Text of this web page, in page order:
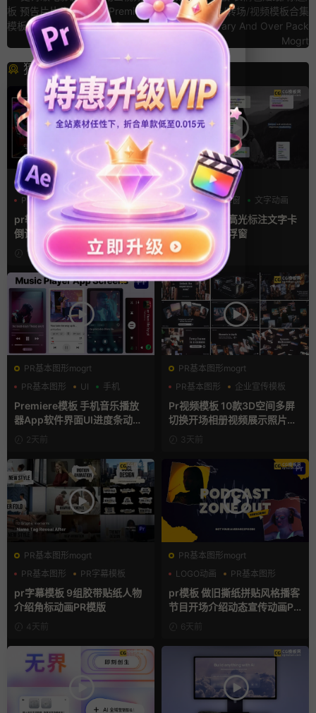
板 预告片片头标题文字Premiere
模板 Games Epic Trailer
对话框/字幕条/转场/视频模板合集
Youtube Library And Over Pack
Mogrt
猜你喜欢
PR基本图形mogrt
PR基本图形
三维 倒计时
pr轮播模板 方屏竖屏4K展示
倒计时轮播图PR模版
16小时前
FCPX字幕
字幕模板
弹窗 文字动画
fcpx插件 9组高光标注文字卡
片窗口小组件浮窗
16小时前
PR基本图形mogrt
PR基本图形
UI 手机
Premiere模板 手机音乐播放
器App软件界面UI进度条动画
视频样机pr模版
2天前
PR基本图形mogrt
PR基本图形
企业宣传模板
幻灯片
Pr视频模板 10款3D空间多屏
切换开场相册视频展示照片墙
pr模板
3天前
PR基本图形mogrt
PR基本图形
PR字幕模板
人物介绍
pr字幕模板 9组胶带贴纸人物
介绍角标动画PR模版
4天前
PR基本图形mogrt
LOGO动画
PR基本图形
复古风
pr模板 做旧撕纸拼贴风格播客
节目开场介绍动态宣传动画PR
模版6天前